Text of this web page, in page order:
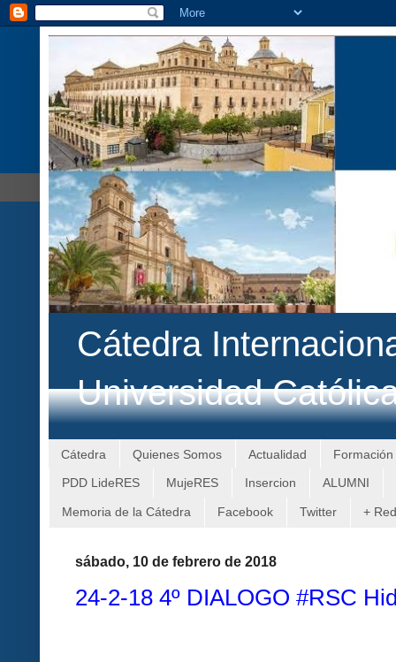
Cátedra
Universidad
Cátedra Quienes Somos Actualidad Formación
PDD LideRES MujeRES Insercion ALUMNI
Memoria de la Cátedra Facebook Twitter +
sábado, 10 de febrero de 2018
24-2-18 4º DIALOGO #RSC